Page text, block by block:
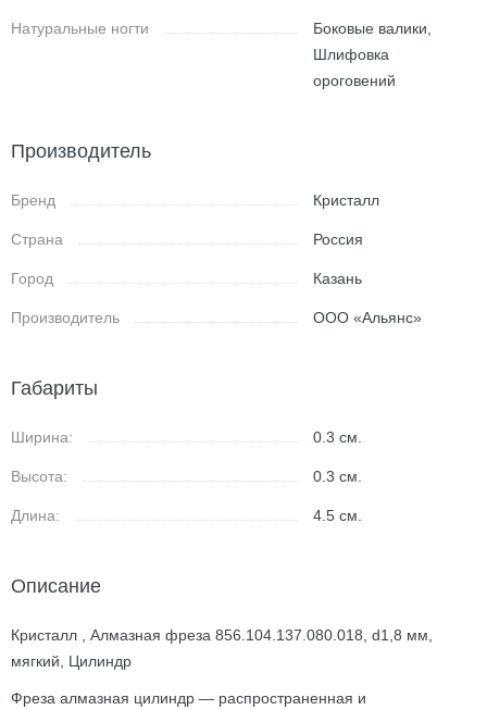
Натуральные ногти
Боковые валики,
Шлифовка
ороговений
Производитель
Бренд Кристалл
Страна Россия
Город Казань
Производитель ООО «Альянс»
Габариты
Ширина: 0.3см.
Высота: 0.3см.
Длина: 4.5см.
Описание
Кристалл , Алмазная фреза 856.104.137.080.018, d1,8 мм,
мягкий, Цилиндр
Фреза алмазная цилиндр — распространенная и